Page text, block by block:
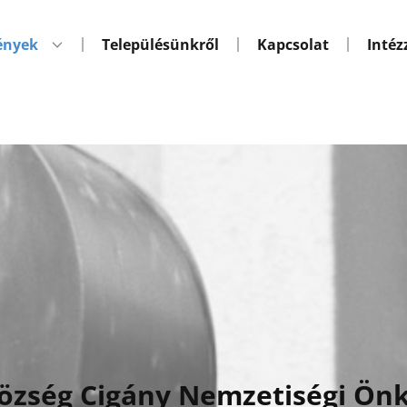
Településünkről Kapcsolat
Cigány Nemzetiségi